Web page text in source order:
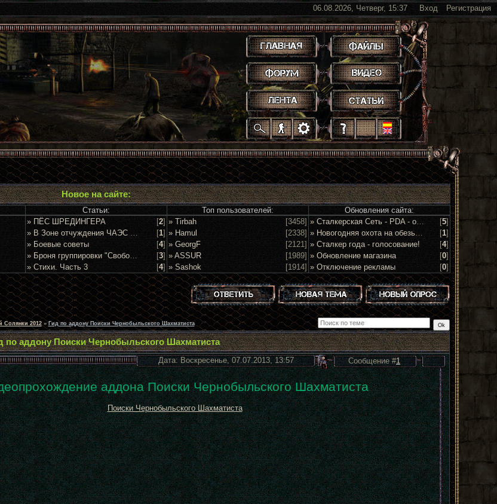
Вход Регистрация
06.08.2026, Четверг, 15:37
.
.
.
.
.
.
. . . . .
Новое на сайте:
Статьи: Топ пользователей:
Обновления сайта:
» ПЁС ШРЕДИНГЕРА [2]
» В Зоне отчуждения ЧАЭС задержан очередной сталкер
[1]
» Боевые советы
[4]
» Броня группировки "Свобода"
[3]
» Стихи. Часть 3
[4]
» Tirbah
[3458]
» Hamul
[2338]
» GeorgF
[2121]
» ASSUR
[1989]
» Sashok
[1914]
» Сталкерская Сеть - PDA - обсуждение и предложения [5]
» Новогодняя охота на обезьян 2016!
[1]
» Сталкер года - голосование!
[4]
» Обновление магазина
[0]
» Отключение рекламы
[0]
Солянки 2012 » Гид по аддону Поиски Чернобыльского Шахматиста
по аддону Поиски Чернобыльского Шахматиста
Дата: Воскресенье, 07.07.2013, 13:57 Сообщение #1
аддона Поиски Чернобыльского Шахматиста
Поиски Чернобыльского Шахматиста